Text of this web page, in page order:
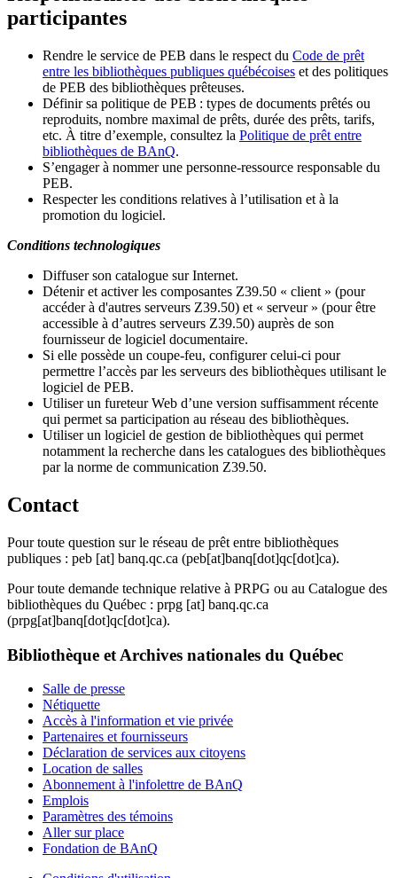
participantes
Rendre le service de PEB dans le respect du Code de prêt
entre les bibliothèques publiques québécoises et des politiques
de PEB des bibliothèques prêteuses.
Définir sa politique de PEB : types de documents prêtés ou
reproduits, nombre maximal de prêts, durée des prêts, tarifs,
etc. À titre d’exemple, consultez la Politique de prêt entre
bibliothèques de BAnQ.
S’engager à nommer une personne-ressource responsable du
PEB.
Respecter les conditions relatives à l’utilisation et à la
promotion du logiciel.
Conditions technologiques
Diffuser son catalogue sur Internet.
Détenir et activer les composantes Z39.50 « client » (pour
accéder à d'autres serveurs Z39.50) et « serveur » (pour être
accessible à d’autres serveurs Z39.50) auprès de son
fournisseur de logiciel documentaire.
Si elle possède un coupe-feu, configurer celui-ci pour
permettre l’accès par les serveurs des bibliothèques utilisant le
logiciel de PEB.
Utiliser un fureteur Web d’une version suffisamment récente
qui permet sa participation au réseau des bibliothèques.
Utiliser un logiciel de gestion de bibliothèques qui permet
notamment la recherche dans les catalogues des bibliothèques
par la norme de communication Z39.50.
Contact
Pour toute question sur le réseau de prêt entre bibliothèques
publiques : peb [at] banq.qc.ca (peb[at]banq[dot]qc[dot]ca).
Pour toute demande technique relative à PRPG ou au Catalogue des
bibliothèques du Québec : prpg [at] banq.qc.ca
(prpg[at]banq[dot]qc[dot]ca).
Bibliothèque et Archives nationales du Québec
Salle de presse
Nétiquette
Accès à l'information et vie privée
Partenaires et fournisseurs
Déclaration de services aux citoyens
Location de salles
Abonnement à l'infolettre de BAnQ
Emplois
Paramètres des témoins
Aller sur place
Fondation de BAnQ